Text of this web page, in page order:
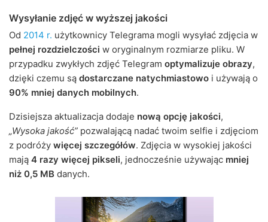
Wysyłanie zdjęć w wyższej jakości
Od 2014 r. użytkownicy Telegrama mogli wysyłać zdjęcia w
pełnej rozdzielczości w oryginalnym rozmiarze pliku. W
przypadku zwykłych zdjęć Telegram optymalizuje obrazy,
dzięki czemu są dostarczane natychmiastowo i używają o
90% mniej danych mobilnych.
Dzisiejsza aktualizacja dodaje nową opcję jakości,
„Wysoka jakość” pozwalającą nadać twoim selfie i zdjęciom
z podróży więcej szczegółów. Zdjęcia w wysokiej jakości
mają 4 razy więcej pikseli, jednocześnie używając mniej
niż 0,5 MB danych.